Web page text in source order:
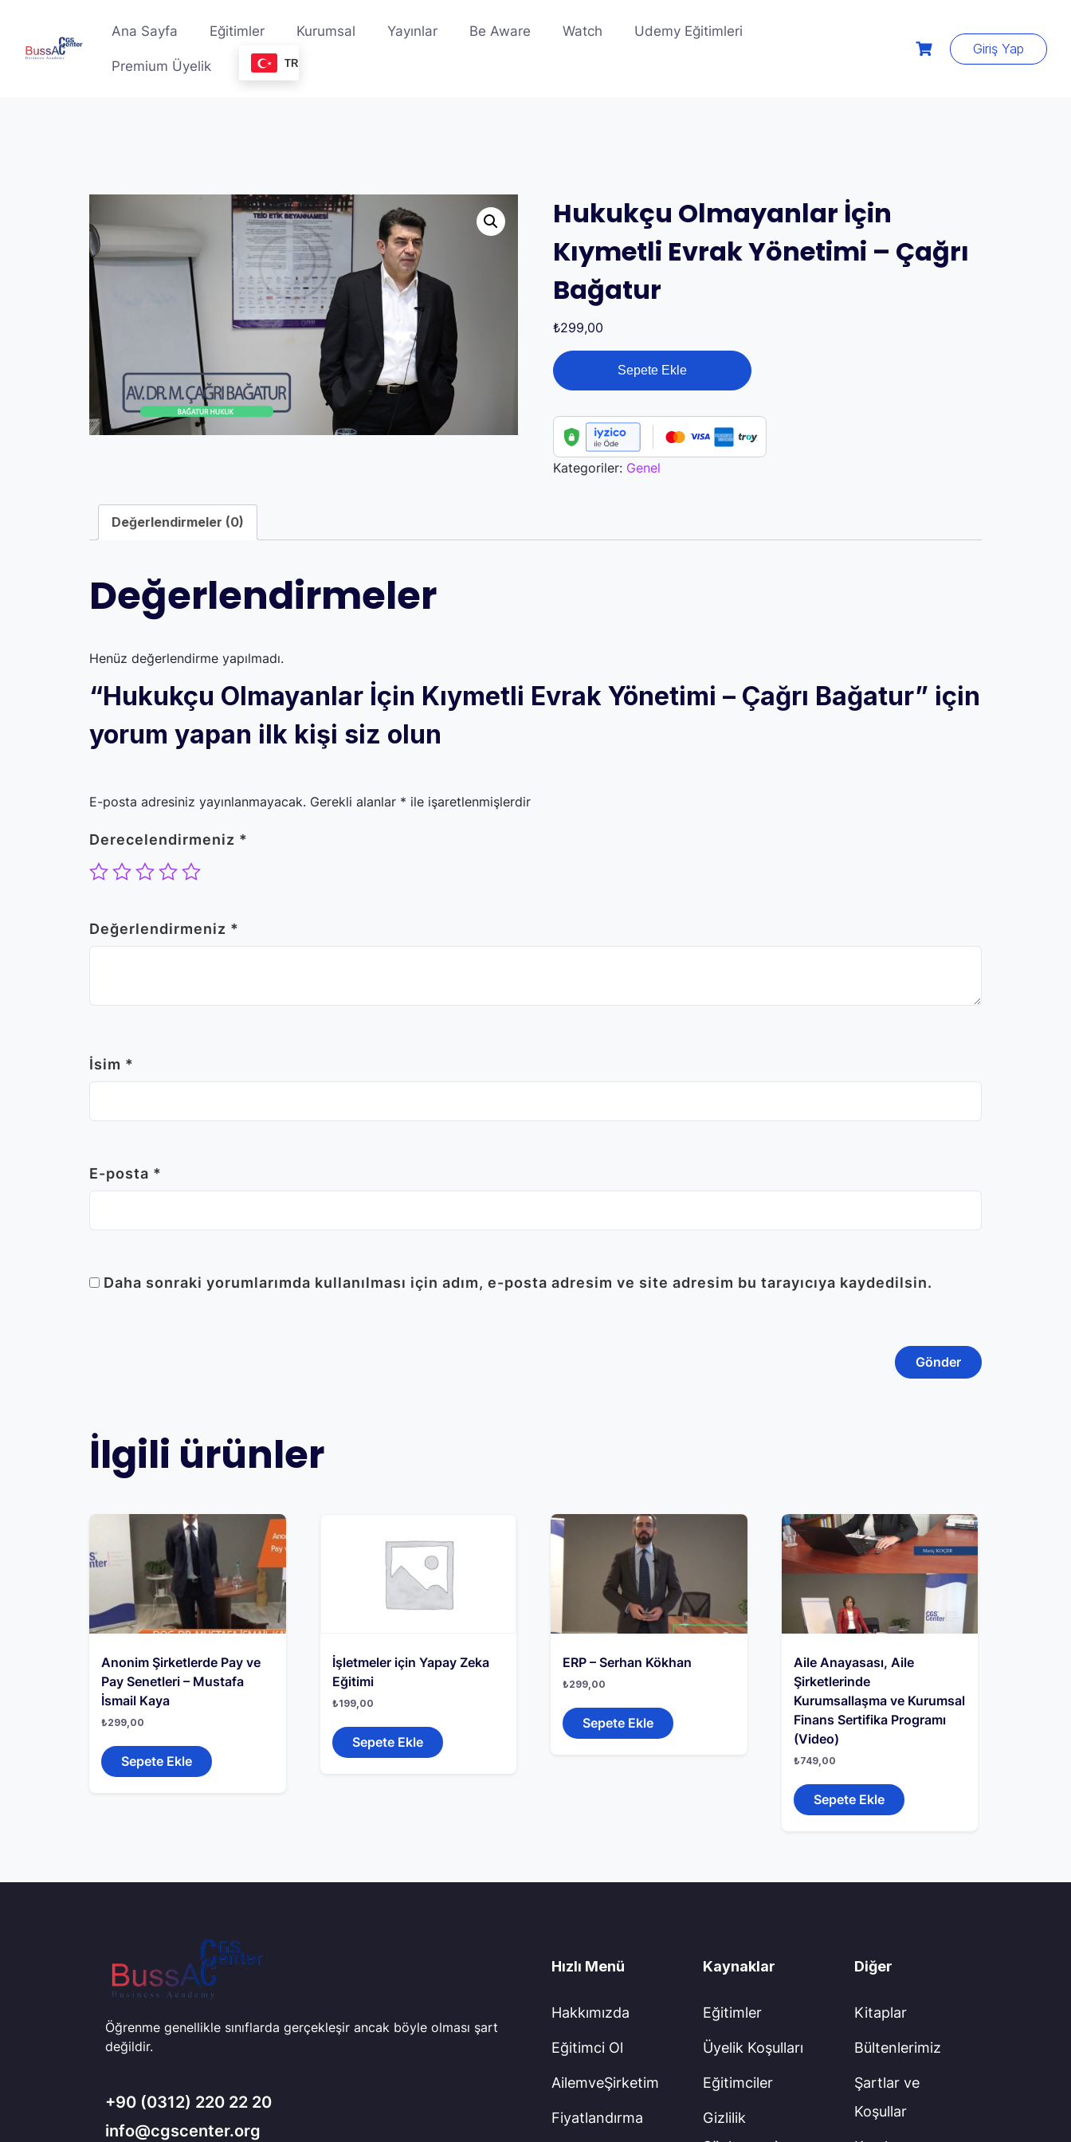
content
Ana Sayfa Eğitimler Kurumsal Yayınlar Be Aware Watch Udemy Eğitimleri
Premium Üyelik TR
Giriş Yap
Hukukçu Olmayanlar İçin
Kıymetli Evrak Yönetimi – Çağrı
Bağatur
₺299,00
Hukukçu
Olmayanlar
Kıymetli
Evrak
Yönetimi
Sepete Ekle
Kategoriler: Genel
Değerlendirmeler (0)
Değerlendirmeler
Henüz değerlendirme yapılmadı.
“Hukukçu Olmayanlar İçin Kıymetli Evrak Yönetimi – Çağrı Bağatur” için
yorum yapan ilk kişi siz olun
E-posta adresiniz yayınlanmayacak. Gerekli alanlar * ile işaretlenmişlerdir
Derecelendirmeniz *
Değerlendirmeniz *
İsim *
E-posta *
Daha sonraki yorumlarımda kullanılması için adım, e-posta adresim ve site adresim bu tarayıcıya kaydedilsin.
İlgili ürünler
Anonim Şirketlerde Pay ve
Pay Senetleri – Mustafa
İsmail Kaya
₺299,00
Sepete Ekle
İşletmeler için Yapay Zeka
Eğitimi
₺199,00
Sepete Ekle
ERP – Serhan Kökhan
₺299,00
Sepete Ekle
Aile Anayasası, Aile
Şirketlerinde
Kurumsallaşma ve Kurumsal
Finans Sertifika Programı
(Video)
₺749,00
Sepete Ekle
Öğrenme genellikle sınıflarda gerçekleşir ancak böyle olması şart
değildir.
+90 (0312) 220 22 20
info@cgscenter.org
Hızlı Menü
Hakkımızda
Eğitimci Ol
AilemveŞirketim
Fiyatlandırma
Kaynaklar
Eğitimler
Üyelik Koşulları
Eğitimciler
Gizlilik
Diğer
Kitaplar
Bültenlerimiz
Şartlar ve
Koşullar